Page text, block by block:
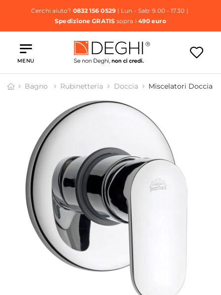
Cerchi aiuto? 0832 156 0529| Lun - Sab: 9.00 - 17.30 |
Spedizione GRATISsopra i 490 euro
MENU
Bagno Rubinetteria Doccia Miscelatori Doccia